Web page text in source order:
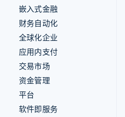
嵌入式金融
财务自动化
全球化企业
应用内支付
交易市场
资金管理
平台
软件即服务